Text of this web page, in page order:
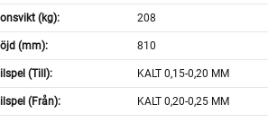
(kg): 208
(mm): 810
(Till): KALT 0,15-0,20 MM
(Från): KALT 0,20-0,25 MM